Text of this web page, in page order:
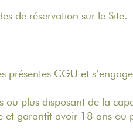
de réservation sur le Site.
CGU et
ou plus disposant de la
et garantit avoir 18 ans ou